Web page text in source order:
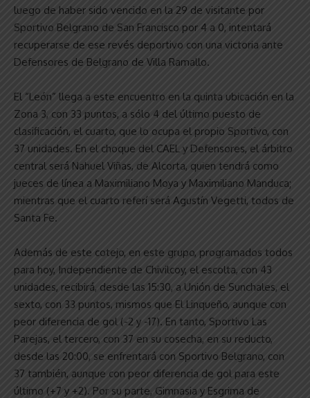
luego de haber sido vencido en la 29 de visitante por
Sportivo Belgrano de San Francisco por 4 a 0, intentará
recuperarse de ese revés deportivo con una victoria ante
Defensores de Belgrano de Villa Ramallo.
El “León” llega a este encuentro en la quinta ubicación en la
Zona 3, con 33 puntos, a sólo 4 del último puesto de
clasificación, el cuarto, que lo ocupa el propio Sportivo, con
37 unidades. En el choque del CAEL y Defensores, el árbitro
central será Nahuel Viñas, de Alcorta, quien tendrá como
jueces de línea a Maximiliano Moya y Maximiliano Manduca;
mientras que el cuarto referí será Agustín Vegetti, todos de
Santa Fe.
Además de este cotejo, en este grupo, programados todos
para hoy, Independiente de Chivilcoy, el escolta, con 43
unidades, recibirá, desde las 15:30, a Unión de Sunchales, el
sexto, con 33 puntos, mismos que El Linqueño, aunque con
peor diferencia de gol (-2 y -17). En tanto, Sportivo Las
Parejas, el tercero, con 37 en su cosecha, en su reducto,
desde las 20:00, se enfrentará con Sportivo Belgrano, con
37 también, aunque con peor diferencia de gol para este
último (+7 y +2). Por su parte, Gimnasia y Esgrima de